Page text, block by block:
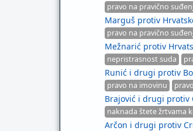
pravo na pravično
Marguš protiv
pravo na pravično
Mežnarić protiv
nepristrasnost suda
Runić i drugi protiv
pravo na imovinu
Brajović i drugi protiv
naknada štete žrtvama
Arčon i drugi protiv